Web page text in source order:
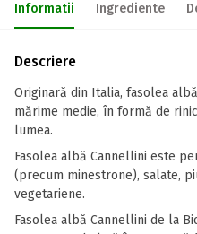
Informatii Ingrediente
Descriere
Originară din Italia, fasolea
mărime medie, în formă de
lumea.
Fasolea albă Cannellini este
(precum minestrone), salate,
vegetariene.
Fasolea albă Cannellini de la